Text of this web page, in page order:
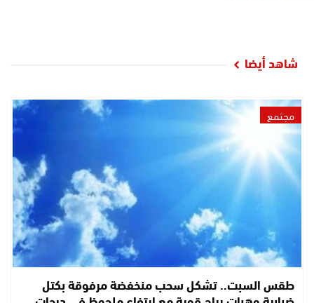
شاهد أيضا
مجتمع
طقس السبت.. تشكل سحب منخفضة مرفوقة بكتل